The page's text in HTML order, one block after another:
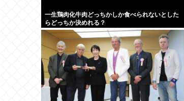
一生鶏肉化牛肉どっちかしか食べられないとした
らどっちか決めれる？